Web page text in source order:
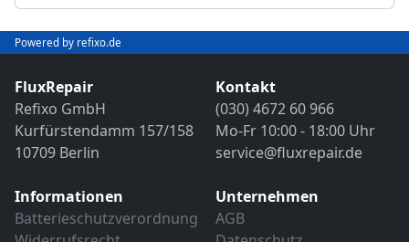
Sollten weitere Defekte festgestellt werden,
erfolgt eine Reparatur ausschließlich nach
vorheriger Rücksprache.
Bild- und Funktionstest
VDE-Sicherheitsprüfung
Sollten weitere Defekte festgestellt werden,
erfolgt eine Reparatur ausschließlich nach
vorheriger Rücksprache.
Powered by refixo.de
FluxRepair
Refixo GmbH
Kurfürstendamm 157/158
10709 Berlin
Kontakt
(030) 4672 60 966
Mo-Fr 10:00 - 18:00 Uhr
service@fluxrepair.de
Informationen
Batterieschutzverordnung
Unternehmen
AGB